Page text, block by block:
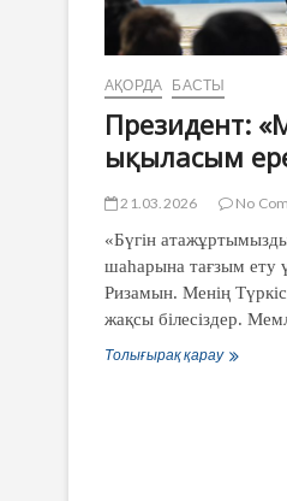
АҚОРДА БАСТЫ
Президент:
ықыласым
21.03.2026 No
«Бүгін
шаһарына тағзым ету
Ризамын. Менің
жақсы білесіздер.
Толығырақ қарау